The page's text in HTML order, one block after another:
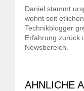
Daniel stammt
wohnt seit
Technikblogger
Erfahrung zurück
Newsbereich.
AHNLICHE